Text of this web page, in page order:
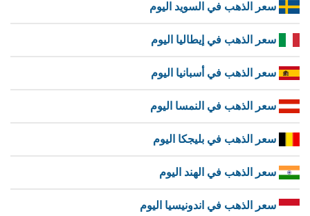
سعر الذهب في السويد اليوم
سعر الذهب في إيطاليا اليوم
سعر الذهب في أسبانيا اليوم
سعر الذهب في النمسا اليوم
سعر الذهب في بليجكا اليوم
سعر الذهب في الهند اليوم
سعر الذهب في اندونيسيا اليوم